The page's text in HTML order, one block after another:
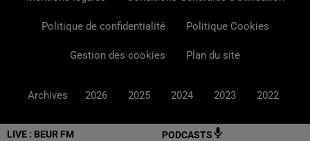
LIVE : BEUR FM PODCASTS
Politique de confidentialité Politique Cookies
Gestion des cookies Plan du site
Archives 2026 2025 2024 2023 2022